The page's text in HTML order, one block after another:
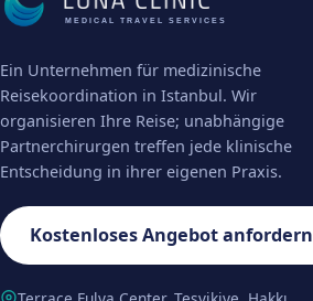
MEDICAL TRAVEL SERVICES
Ein Unternehmen für medizinische
Reisekoordination in Istanbul. Wir
organisieren Ihre Reise; unabhängige
Partnerchirurgen treffen jede klinische
Entscheidung in ihrer eigenen Praxis.
Kostenloses Angebot anfordern